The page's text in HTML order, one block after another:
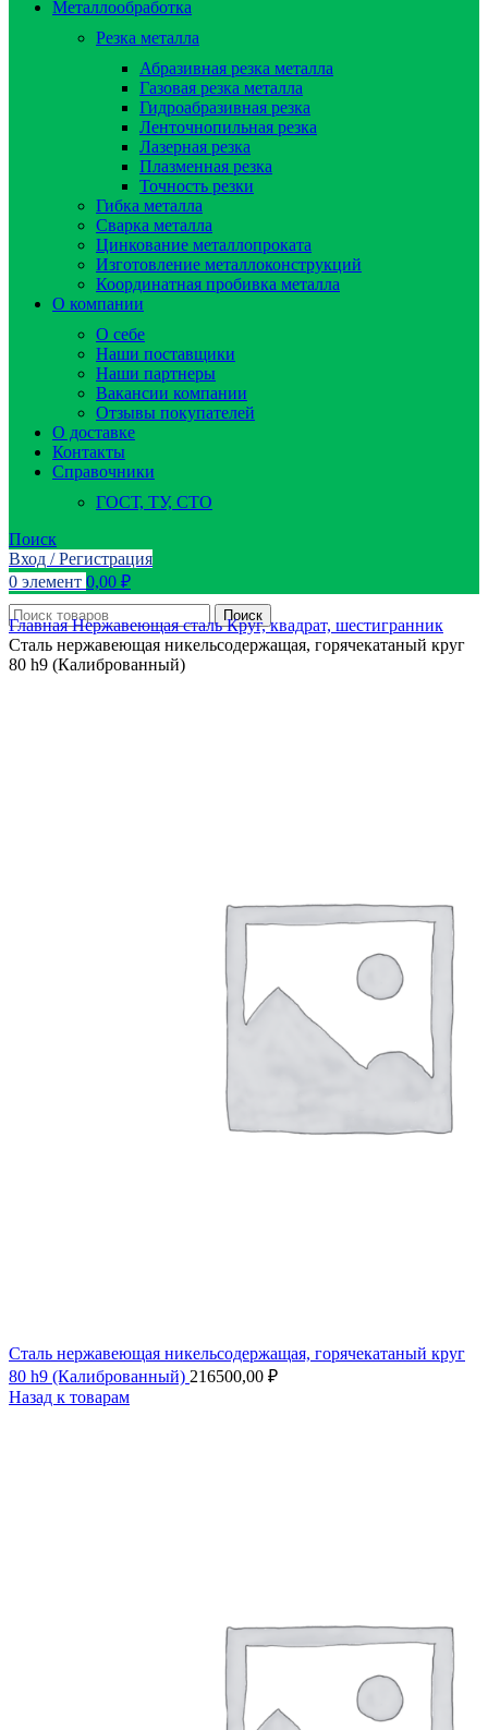
Металлообработка
Резка металла
Абразивная резка металла
Газовая резка металла
Гидроaбразивная резка
Ленточнопильная резка
Лазерная резка
Плазменная резка
Точность резки
Гибка металла
Сварка металла
Цинкование металлопроката
Изготовление металлоконструкций
Координатная пробивка металла
О компании
О себе
Наши поставщики
Наши партнеры
Вакансии компании
Отзывы покупателей
О доставке
Контакты
Справочники
ГОСТ, ТУ, СТО
Поиск
Вход / Регистрация
0 элемент 0,00 ₽
Поиск
ГлавнаяНержавеющая стальКруг, квадрат, шестигранник
Сталь нержавеющая никельсодержащая, горячекатаный круг
80 h9 (Калиброванный)
Сталь нержавеющая никельсодержащая, горячекатаный круг
80 h9 (Калиброванный) 216500,00 ₽
Назад к товарам